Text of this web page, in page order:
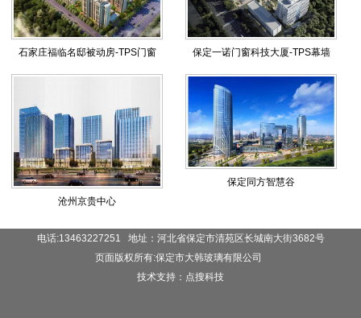
石家庄福临名邸被动房-TPS门窗 保定一诺门窗科技大厦-TPS幕墙
沧州京贵中心
保定同方智慧谷
电话:13463227251 地址：河北省保定市清苑区长城南大街3682号
页面版权所有:保定市大韩玻璃有限公司
技术支持：点搜科技